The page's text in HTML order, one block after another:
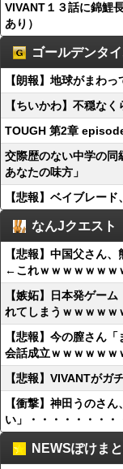
VIVANT１３話に錦鯉
あり）
ゴールデンタ
【朗報】地球がまわ
【ちいかわ】不穏な
TOUGH 第2章
交際歴のない中学の同
あなたの味方」
【悲報】ベイブレー
なんJクエスト
【悲報】中国父さん
←これｗｗｗｗｗｗｗ
【嫉妬】日本発ゲー
れてしまうｗｗｗｗｗ
【悲報】今の膣さん
会話成立ｗｗｗｗｗｗ
【悲報】VIVANTがガ
【衝撃】神田うのさ
い」・・・・・・・・
NEWSぽけま